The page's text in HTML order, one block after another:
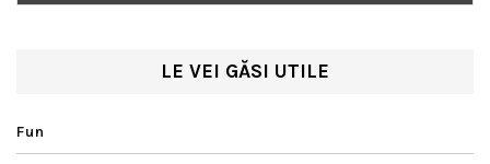
LE VEI GĂSI UTILE
Fun